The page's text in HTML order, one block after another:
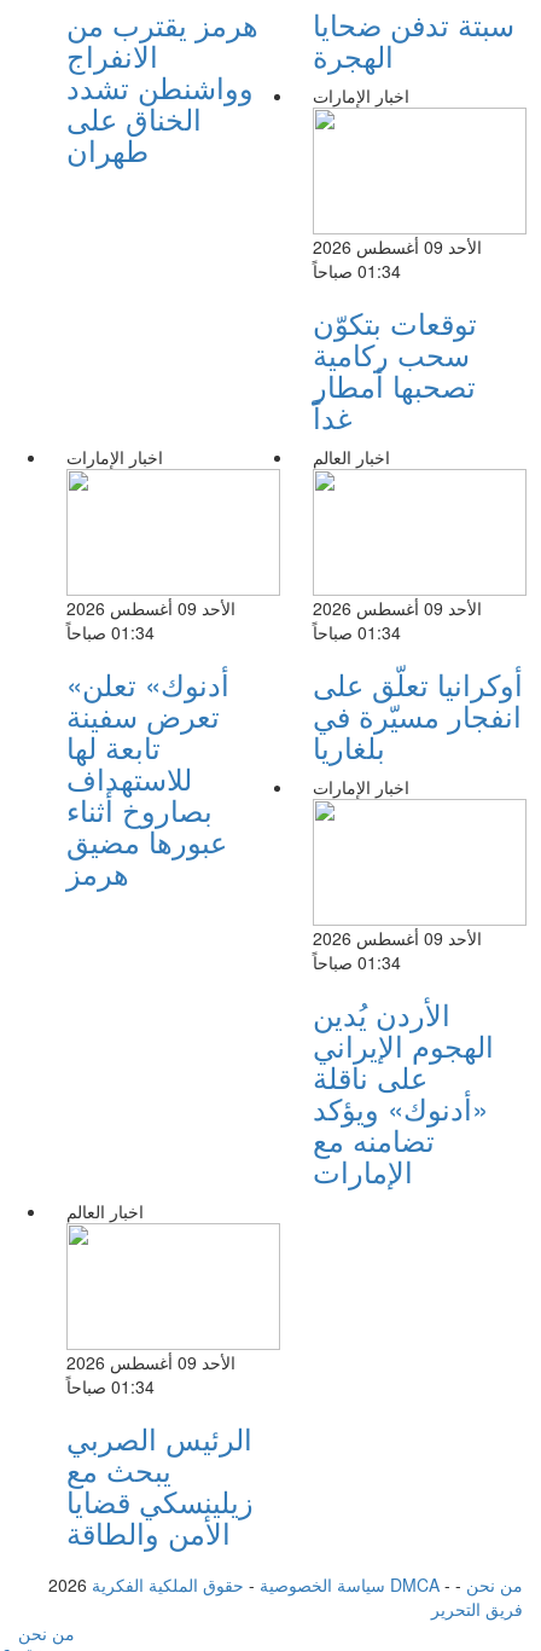
هرمز يقترب من
الانفراج
وواشنطن تشدد
الخناق على
طهران
سبتة تدفن ضحايا
الهجرة
اخبار الإمارات
الأحد 09 أغسطس 2026
01:34 صباحاً
توقعات بتكوّن
سحب ركامية
تصحبها أمطار
غداً
اخبار الإمارات
الأحد 09 أغسطس 2026
01:34 صباحاً
«أدنوك» تعلن
تعرض سفينة
تابعة لها
للاستهداف
بصاروخ أثناء
عبورها مضيق
هرمز
اخبار العالم
الأحد 09 أغسطس 2026
01:34 صباحاً
أوكرانيا تعلّق على
انفجار مسيّرة في
بلغاريا
اخبار الإمارات
الأحد 09 أغسطس 2026
01:34 صباحاً
الأردن يُدين
الهجوم الإيراني
على ناقلة
«أدنوك» ويؤكد
تضامنه مع
الإمارات
اخبار العالم
الأحد 09 أغسطس 2026
01:34 صباحاً
الرئيس الصربي
يبحث مع
زيلينسكي قضايا
الأمن والطاقة
2026 سياسة الخصوصية - حقوق الملكية الفكرية DMCA - من نحن -
فريق التحرير
من نحن